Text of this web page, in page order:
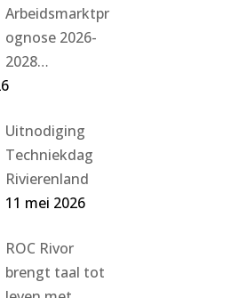
Arbeidsmarktpr
ognose 2026-
2028…
Uitnodiging
Techniekdag
Rivierenland
11 mei 2026
ROC Rivor
brengt taal tot